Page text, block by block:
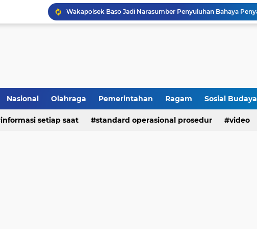
Nasional Olahraga Pemerintahan Ragam Sosial Budaya
informasi setiap saat standard operasional prosedur video